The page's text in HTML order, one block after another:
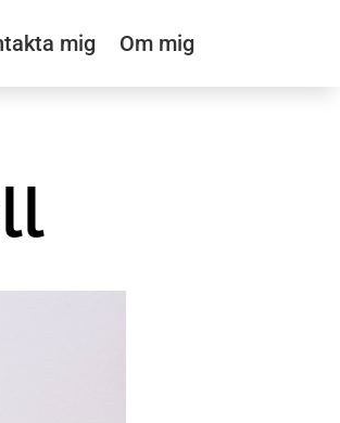
mig Om mig